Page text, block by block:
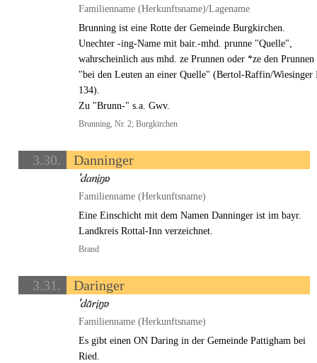
Familienname (Herkunftsname)/Lagename
Brunning ist eine Rotte der Gemeinde Burgkirchen.
Unechter -ing-Name mit bair.-mhd. prunne "Quelle",
wahrscheinlich aus mhd. ze Prunnen oder *ze den Prunnen
"bei den Leuten an einer Quelle" (Bertol-Raffin/Wiesinger
134).
Zu "Brunn-" s.a. Gwv.
Brunning, Nr. 2; Burgkirchen
3.30. Danninger
Familienname (Herkunftsname)
Eine Einschicht mit dem Namen Danninger ist im bayr.
Landkreis Rottal-Inn verzeichnet.
Brand
3.31. Daringer
Familienname (Herkunftsname)
Es gibt einen ON Daring in der Gemeinde Pattigham bei
Ried.